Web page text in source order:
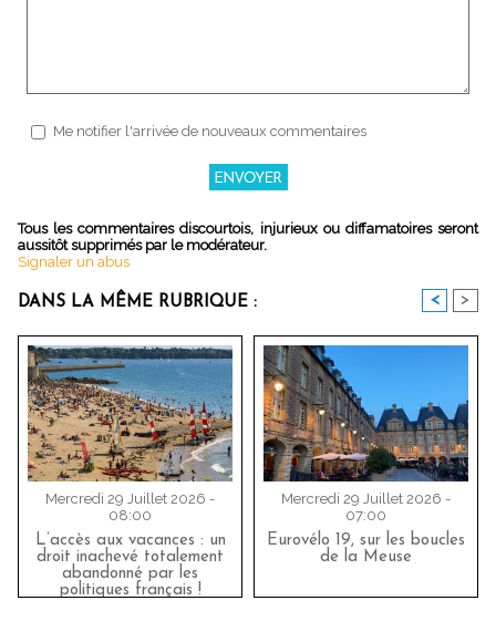
Me notifier l'arrivée de nouveaux commentaires
Tous les commentaires discourtois, injurieux ou diffamatoires seront
aussitôt supprimés par le modérateur.
Signaler un abus
DANS LA MÊME RUBRIQUE : < >
Mercredi 29 Juillet 2026 -
08:00
L’accès aux vacances : un
droit inachevé totalement
abandonné par les
politiques français !
Mercredi 29 Juillet 2026 -
07:00
Eurovélo 19, sur les boucles
de la Meuse